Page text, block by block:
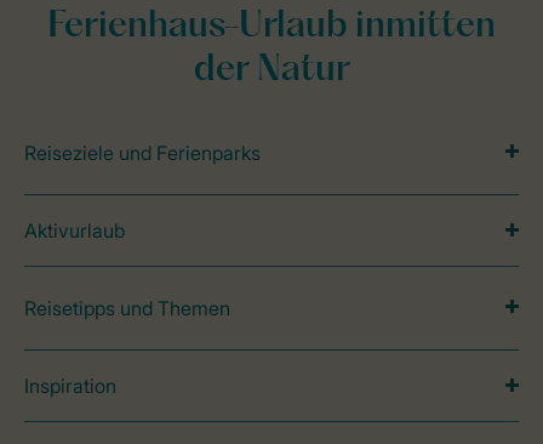
Ferienhaus-Urlaub inmitten
der Natur
Reiseziele und Ferienparks
Aktivurlaub
Reisetipps und Themen
Inspiration